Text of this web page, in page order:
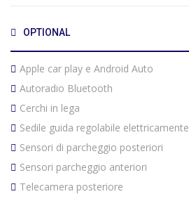
OPTIONAL
Apple car play e Android Auto
Autoradio Bluetooth
Cerchi in lega
Sedile guida regolabile elettricamente
Sensori di parcheggio posteriori
Sensori parcheggio anteriori
Telecamera posteriore